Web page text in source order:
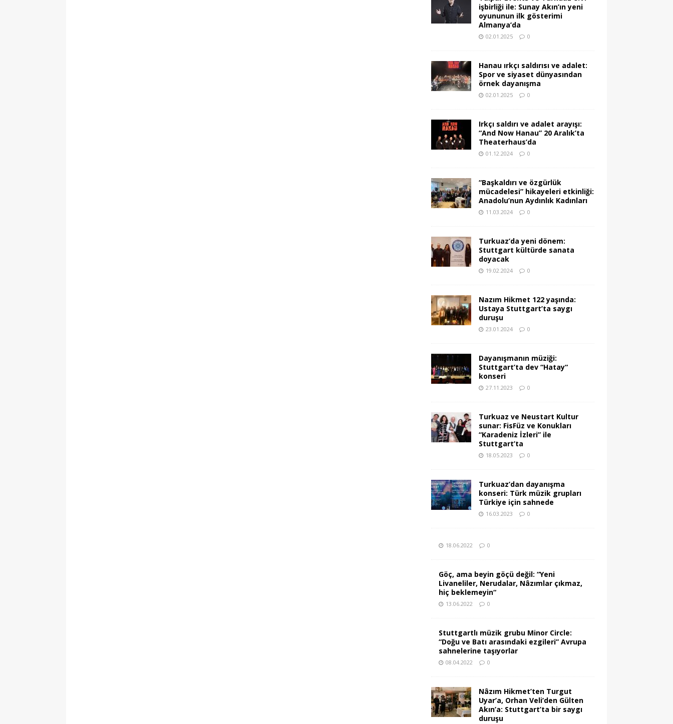
işbirliği ile: Sunay Akın’ın yeni
oyununun ilk gösterimi
Almanya’da
02.01.2025 0
Hanau ırkçı saldırısı ve adalet:
Spor ve siyaset dünyasından
örnek dayanışma
02.01.2025 0
Irkçı saldırı ve adalet arayışı:
“And Now Hanau” 20 Aralık’ta
Theaterhaus’da
01.12.2024 0
“Başkaldırı ve özgürlük
mücadelesi” hikayeleri etkinliği:
Anadolu’nun Aydınlık Kadınları
11.03.2024 0
Turkuaz’da yeni dönem:
Stuttgart kültürde sanata
doyacak
19.02.2024 0
Nazım Hikmet 122 yaşında:
Ustaya Stuttgart’ta saygı
duruşu
23.01.2024 0
Dayanışmanın müziği:
Stuttgart’ta dev “Hatay“
konseri
27.11.2023 0
Turkuaz ve Neustart Kultur
sunar: FisFüz ve Konukları
“Karadeniz İzleri” ile
Stuttgart’ta
18.05.2023 0
Turkuaz’dan dayanışma
konseri: Türk müzik grupları
Türkiye için sahnede
16.03.2023 0
18.06.2022 0
Göç, ama beyin göçü değil: “Yeni
Livaneliler, Nerudalar, Nâzımlar çıkmaz,
hiç beklemeyin“
13.06.2022 0
Stuttgartlı müzik grubu Minor Circle:
“Doğu ve Batı arasındaki ezgileri” Avrupa
sahnelerine taşıyorlar
08.04.2022 0
Nâzım Hikmet’ten Turgut
Uyar’a, Orhan Veli’den Gülten
Akın’a: Stuttgart’ta bir saygı
duruşu